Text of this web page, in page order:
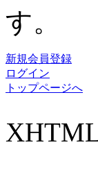
す。
新規会員登録
ログイン
トップページへ